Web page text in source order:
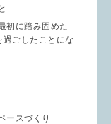
初に踏み固めた
過ごしたことにな
ースづくり